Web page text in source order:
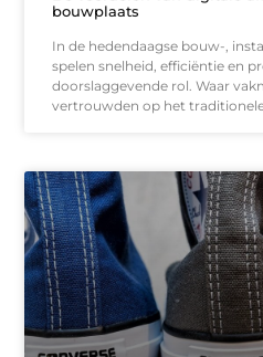
bouwplaats
In de hedendaagse bouw-,
spelen snelheid, efficiëntie en
doorslaggevende rol. Waar
vertrouwden op het